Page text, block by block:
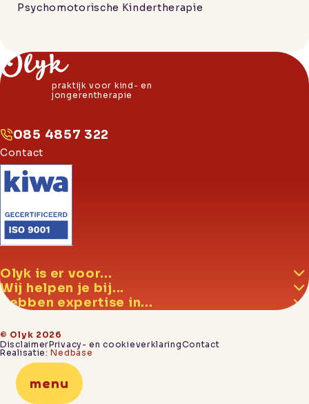
menu
Psychomotorische Kindertherapie
praktijk voor kind- en
jongerentherapie
085 4857 322
Contact
Olyk is er voor...
Wij helpen je bij...
Hebben expertise in...
© Olyk 2026
DisclaimerPrivacy- en cookieverklaringContact
Realisatie:Nedbase